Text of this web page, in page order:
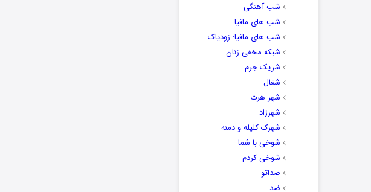
شب آهنگی
شب های مافیا
شب های مافیا: زودیاک
شبکه مخفی زنان
شریک جرم
شغال
شهر هرت
شهرزاد
شهرک کلیله و دمنه
شوخی با شما
شوخی کردم
صداتو
ضد